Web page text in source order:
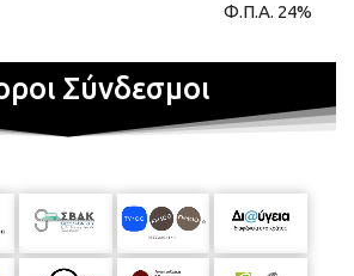
Φ.Π.Α. 24%
Σύνδεσμοι